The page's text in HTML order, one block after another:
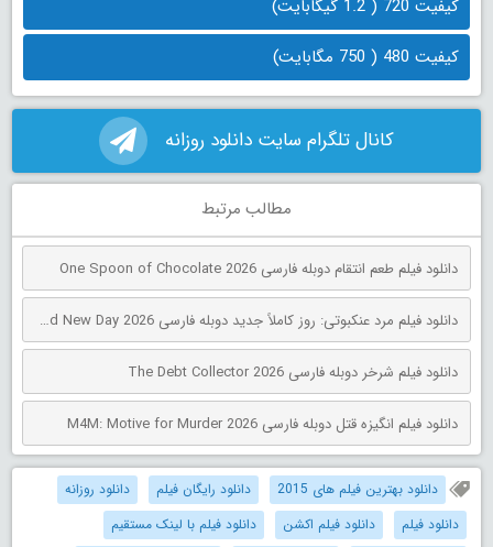
کیفیت 720 ( 1.2 گیگابایت)
کیفیت 480 ( 750 مگابایت)
کانال تلگرام سایت دانلود روزانه
مطالب مرتبط
دانلود فیلم طعم انتقام دوبله فارسی One Spoon of Chocolate 2026
دانلود فیلم مرد عنکبوتی: روز کاملاً جدید دوبله فارسی Spider-Man: Brand New Day 2026
دانلود فیلم شرخر دوبله فارسی The Debt Collector 2026
دانلود فیلم انگیزه قتل دوبله فارسی M4M: Motive for Murder 2026
دانلود بهترین فیلم های 2015 دانلود رایگان فیلم
دانلود روزانه
دانلود فیلم
دانلود فیلم اکشن
دانلود فیلم با لینک مستقیم